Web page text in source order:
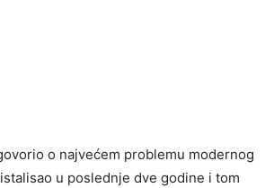
o najvećem problemu modernog
u poslednje dve godine i tom